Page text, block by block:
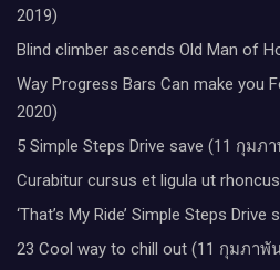
2019)
Blind climber ascends Old Man of
Way Progress Bars Can make you
2020)
5 Simple Steps Drive save (11 กุมภ
Curabitur cursus et ligula ut
‘That’s My Ride’ Simple Steps
23 Cool way to chill out (11 กุมภาพั